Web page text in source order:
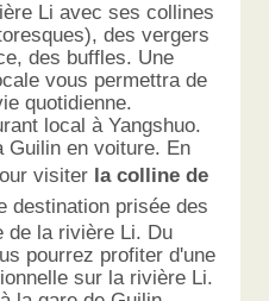
Li avec ses collines
des vergers
des buffles. Une
vous permettra de
quotidienne.
local à Yangshuo.
Guilin en voiture. En
visiter la colline de
destination prisée des
de la rivière Li. Du
pourrez profiter d'une
sur la rivière Li.